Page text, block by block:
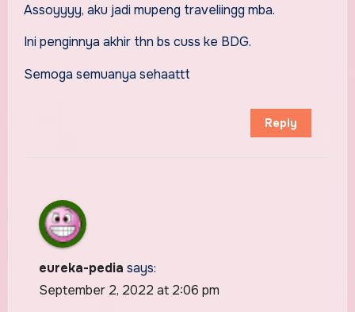
Assoyyyy, aku jadi mupeng traveliingg mba.
Ini penginnya akhir thn bs cuss ke BDG.
Semoga semuanya sehaattt
Reply
eureka-pedia says:
September 2, 2022 at 2:06 pm